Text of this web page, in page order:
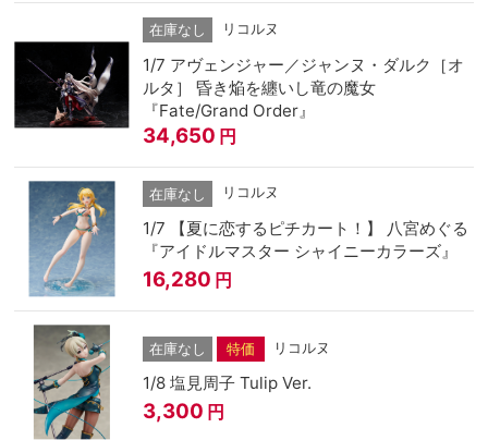
在庫なし リコルヌ
1/7 アヴェンジャー／ジャンヌ・ダルク［オ
ルタ］ 昏き焔を纏いし竜の魔女
『Fate/Grand Order』
34,650 円
在庫なし リコルヌ
1/7 【夏に恋するピチカート！】 八宮めぐる
『アイドルマスター シャイニーカラーズ』
16,280 円
在庫なし 特価 リコルヌ
1/8 塩見周子 Tulip Ver.
3,300 円